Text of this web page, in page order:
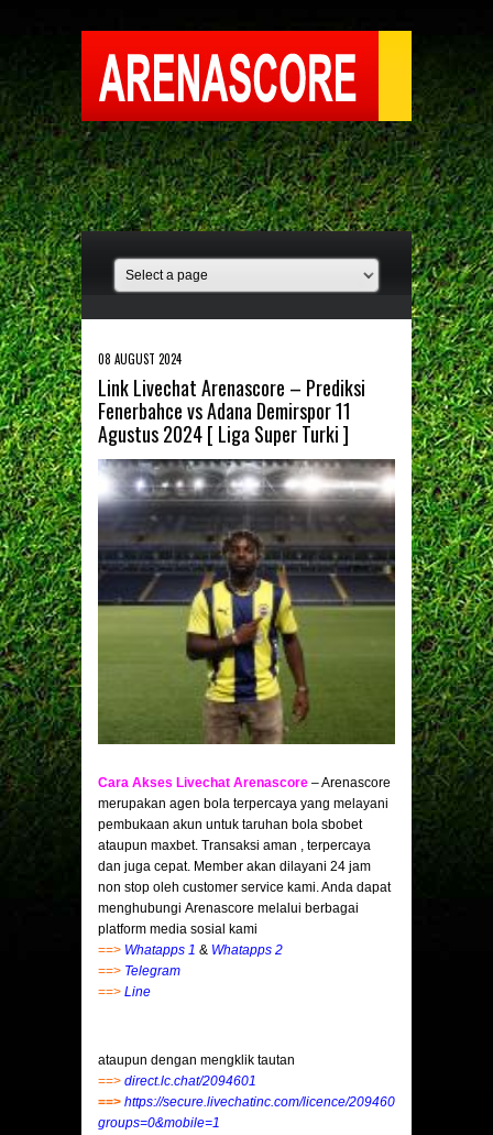
08 AUGUST 2024
Link Livechat Arenascore – Prediksi
Fenerbahce vs Adana Demirspor 11
Agustus 2024 [ Liga Super Turki ]
Cara Akses Livechat Arenascore – Arenascore
merupakan agen bola terpercaya yang melayani
pembukaan akun untuk taruhan bola sbobet
ataupun maxbet. Transaksi aman , terpercaya
dan juga cepat. Member akan dilayani 24 jam
non stop oleh customer service kami. Anda dapat
menghubungi Arenascore melalui berbagai
platform media sosial kami
==> Whatapps 1 & Whatapps 2
==> Telegram
==> Line
ataupun dengan mengklik tautan
==> direct.lc.chat/2094601
==> https://secure.livechatinc.com/licence/2094601/v2/
groups=0&mobile=1